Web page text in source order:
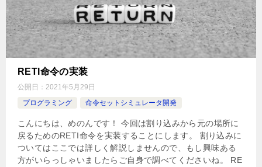
RETI命令の実装
公開日： 2021年5月29日
プログラミング
命令セットシミュレータ開発
こんにちは、めのんです！ 今回は割り込みから元の場所に
戻るためのRETI命令を実装することにします。 割り込みに
ついてはここでは詳しく解説しませんので、もし興味ある
方がいらっしゃいましたらご自身で調べてくださいね。 RE